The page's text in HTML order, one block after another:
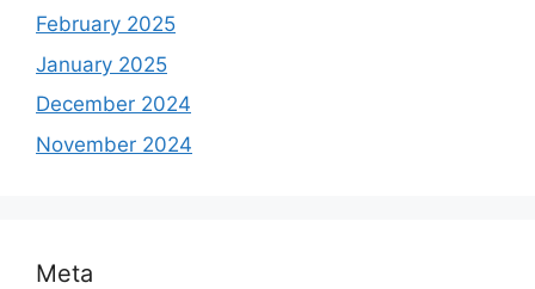
February 2025
January 2025
December 2024
November 2024
Meta